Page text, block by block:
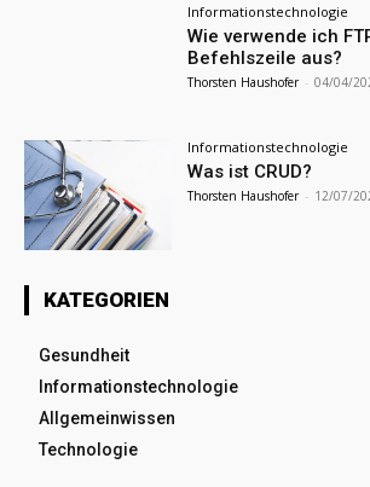
Informationstechnologie
Wie verwende ich
Befehlszeile aus?
Thorsten Haushofer - 04/04/
Informationstechnologie
Was ist CRUD?
Thorsten Haushofer - 12/07/
KATEGORIEN
Gesundheit
Informationstechnologie
Allgemeinwissen
Technologie